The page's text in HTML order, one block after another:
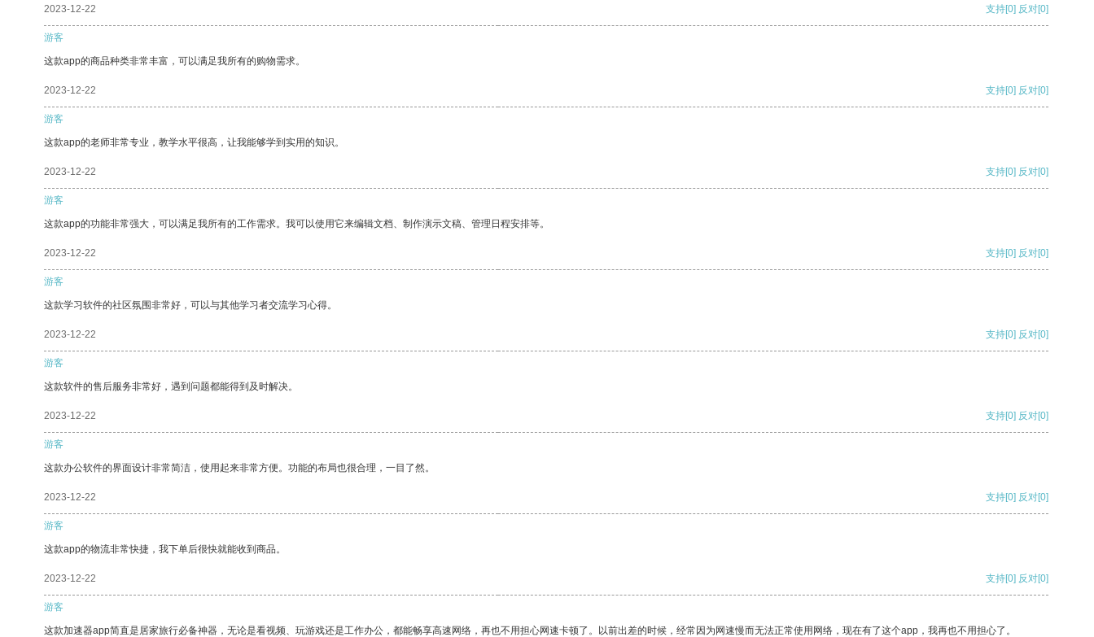
2023-12-22 支持[0] 反对[0]
游客
这款app的商品种类非常丰富，可以满足我所有的购物需求。
2023-12-22 支持[0] 反对[0]
游客
这款app的老师非常专业，教学水平很高，让我能够学到实用的知识。
2023-12-22 支持[0] 反对[0]
游客
这款app的功能非常强大，可以满足我所有的工作需求。我可以使用它来编辑文档、制作演示文稿、管理日程安排等。
2023-12-22 支持[0] 反对[0]
游客
这款学习软件的社区氛围非常好，可以与其他学习者交流学习心得。
2023-12-22 支持[0] 反对[0]
游客
这款软件的售后服务非常好，遇到问题都能得到及时解决。
2023-12-22 支持[0] 反对[0]
游客
这款办公软件的界面设计非常简洁，使用起来非常方便。功能的布局也很合理，一目了然。
2023-12-22 支持[0] 反对[0]
游客
这款app的物流非常快捷，我下单后很快就能收到商品。
2023-12-22 支持[0] 反对[0]
游客
这款加速器app简直是居家旅行必备神器，无论是看视频、玩游戏还是工作办公，都能畅享高速网络，再也不用担心网速卡顿了。以前出差的时候，经常因为网速慢而无法正常使用网络，现在有了这个app，我再也不用担心了。